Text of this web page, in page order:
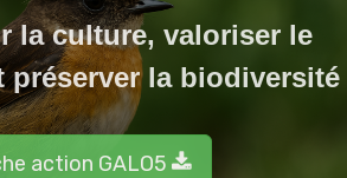
la culture, valoriser le
préserver la biodiversité
action GALO5